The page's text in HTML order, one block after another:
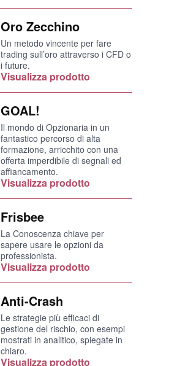
Oro Zecchino
Un metodo vincente per fare
trading sull’oro attraverso i CFD o
i future.
Visualizza prodotto
GOAL!
Il mondo di Opzionaria in un
fantastico percorso di alta
formazione, arricchito con una
offerta imperdibile di segnali ed
affiancamento.
Visualizza prodotto
Frisbee
La Conoscenza chiave per
sapere usare le opzioni da
professionista.
Visualizza prodotto
Anti-Crash
Le strategie più efficaci di
gestione del rischio, con esempi
mostrati in analitico, spiegate in
chiaro.
Visualizza prodotto